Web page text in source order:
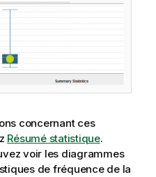
concernant ces
Résumé statistique.
voir les diagrammes
de fréquence de la